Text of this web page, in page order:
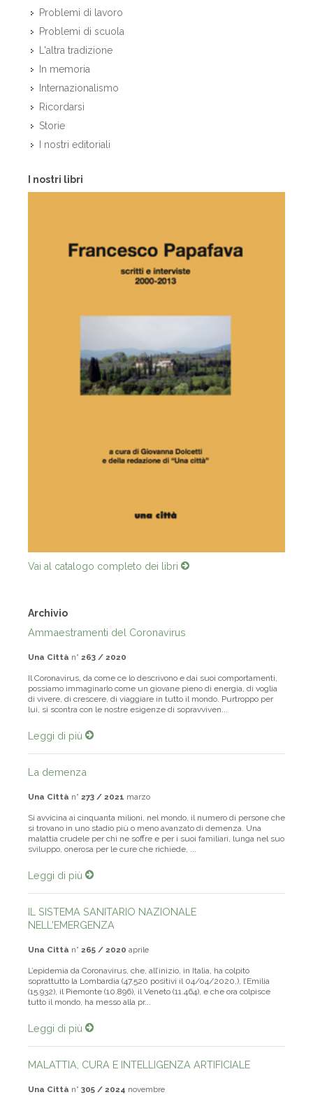
Problemi di lavoro
Problemi di scuola
L'altra tradizione
In memoria
Internazionalismo
Ricordarsi
Storie
I nostri editoriali
I nostri libri
Vai al catalogo completo dei libri
Archivio
Ammaestramenti del Coronavirus
Una Città n° 263 / 2020
Il Coronavirus, da come ce lo descrivono e dai suoi comportamenti,
possiamo immaginarlo come un giovane pieno di energia, di voglia
di vivere, di crescere, di viaggiare in tutto il mondo. Purtroppo per
lui, si scontra con le nostre esigenze di sopravviven...
Leggi di più
La demenza
Una Città n° 273 / 2021 marzo
Si avvicina ai cinquanta milioni, nel mondo, il numero di persone che
si trovano in uno stadio più o meno avanzato di demenza. Una
malattia crudele per chi ne soffre e per i suoi familiari, lunga nel suo
sviluppo, onerosa per le cure che richiede, ...
Leggi di più
IL SISTEMA SANITARIO NAZIONALE
NELL'EMERGENZA
Una Città n° 265 / 2020 aprile
L’epidemia da Coronavirus, che, all’inizio, in Italia, ha colpito
soprattutto la Lombardia (47.520 positivi il 04/04/2020,), l’Emilia
(15.932), il Piemonte (10.896), il Veneto (11.464), e che ora colpisce
tutto il mondo, ha messo alla pr...
Leggi di più
MALATTIA, CURA E INTELLIGENZA ARTIFICIALE
Una Città n° 305 / 2024 novembre